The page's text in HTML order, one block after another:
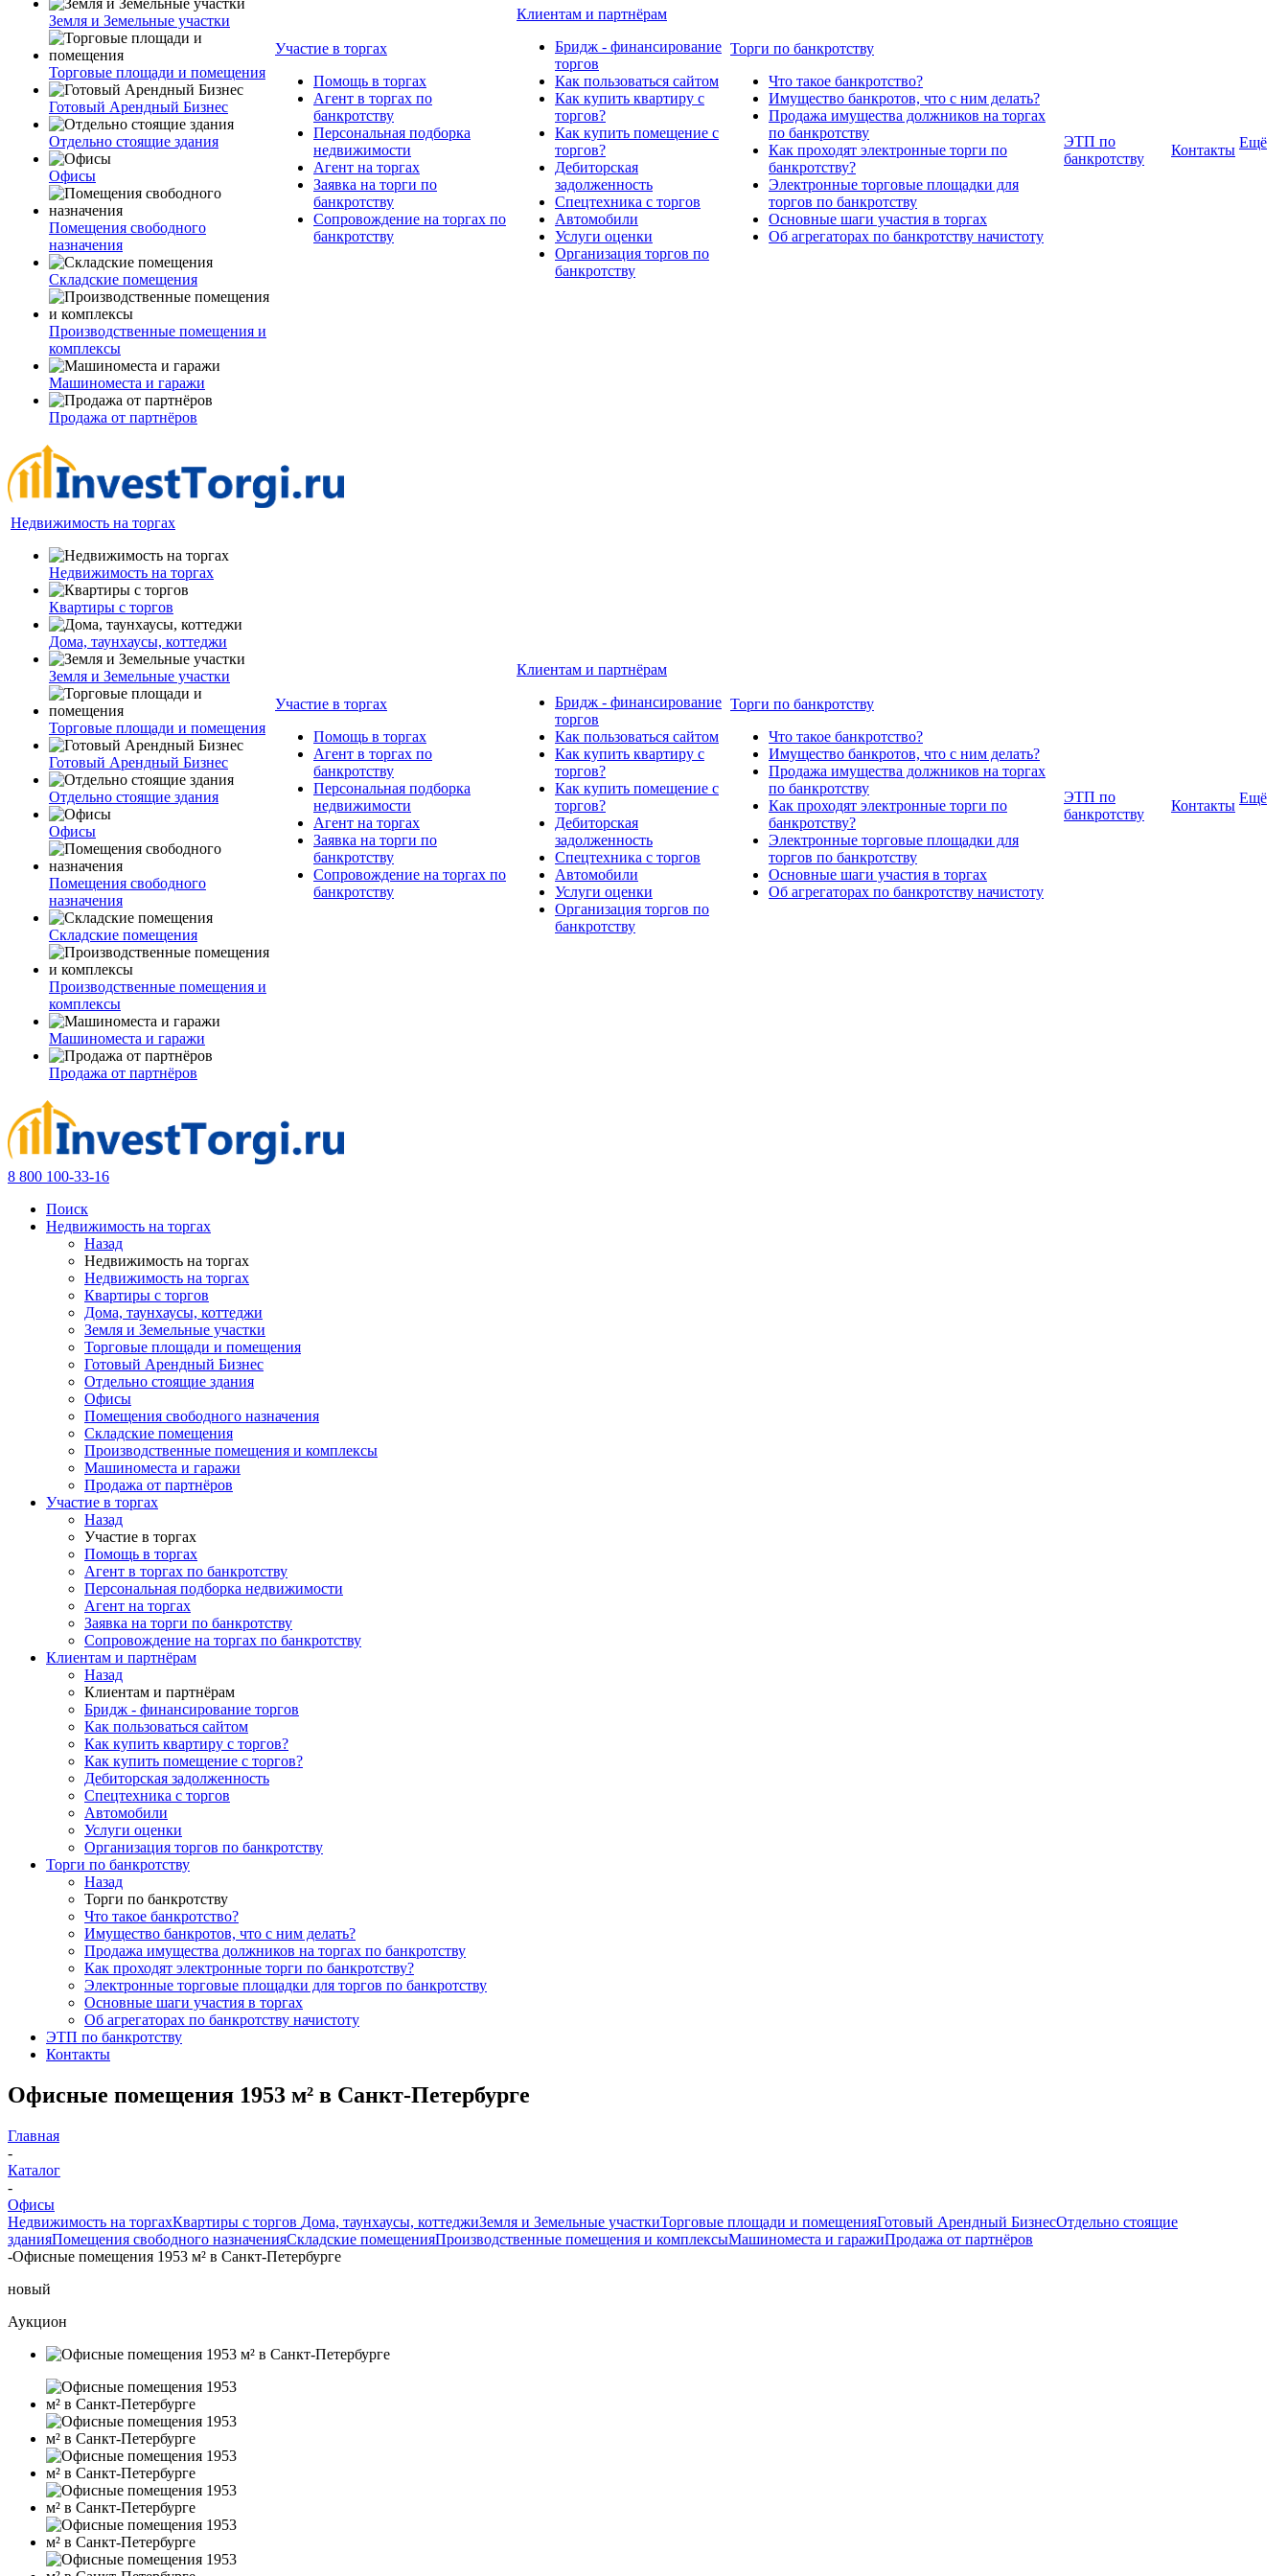
Земля и Земельные участки
Торговые площади и помещения
Готовый Арендный Бизнес
Отдельно стоящие здания
Офисы
Помещения свободного
назначения
Складские помещения
Производственные помещения и
комплексы
Машиноместа и гаражи
Продажа от партнёров
Участие в торгах
Помощь в торгах
Агент в торгах по
банкротству
Персональная подборка
недвижимости
Агент на торгах
Заявка на торги по
банкротству
Сопровождение на торгах по
банкротству
Клиентам и партнёрам
Бридж - финансирование
торгов
Как пользоваться сайтом
Как купить квартиру с
торгов?
Как купить помещение с
торгов?
Дебиторская
задолженность
Спецтехника с торгов
Автомобили
Услуги оценки
Организация торгов по
банкротству
Торги по банкротству
Что такое банкротство?
Имущество банкротов, что с ним делать?
Продажа имущества должников на торгах
по банкротству
Как проходят электронные торги по
банкротству?
Электронные торговые площадки для
торгов по банкротству
Основные шаги участия в торгах
Об агрегаторах по банкротству начистоту
ЭТП по
банкротству
Контакты Ещё
Недвижимость на торгах
Недвижимость на торгах
Квартиры с торгов
Дома, таунхаусы, коттеджи
Земля и Земельные участки
Торговые площади и помещения
Готовый Арендный Бизнес
Отдельно стоящие здания
Офисы
Помещения свободного
назначения
Складские помещения
Производственные помещения и
комплексы
Машиноместа и гаражи
Продажа от партнёров
Участие в торгах
Помощь в торгах
Агент в торгах по
банкротству
Персональная подборка
недвижимости
Агент на торгах
Заявка на торги по
банкротству
Сопровождение на торгах по
банкротству
Клиентам и партнёрам
Бридж - финансирование
торгов
Как пользоваться сайтом
Как купить квартиру с
торгов?
Как купить помещение с
торгов?
Дебиторская
задолженность
Спецтехника с торгов
Автомобили
Услуги оценки
Организация торгов по
банкротству
Торги по банкротству
Что такое банкротство?
Имущество банкротов, что с ним делать?
Продажа имущества должников на торгах
по банкротству
Как проходят электронные торги по
банкротству?
Электронные торговые площадки для
торгов по банкротству
Основные шаги участия в торгах
Об агрегаторах по банкротству начистоту
ЭТП по
банкротству
Контакты Ещё
8 800 100-33-16
Поиск
Недвижимость на торгах
Назад
Недвижимость на торгах
Недвижимость на торгах
Квартиры с торгов
Дома, таунхаусы, коттеджи
Земля и Земельные участки
Торговые площади и помещения
Готовый Арендный Бизнес
Отдельно стоящие здания
Офисы
Помещения свободного назначения
Складские помещения
Производственные помещения и комплексы
Машиноместа и гаражи
Продажа от партнёров
Участие в торгах
Назад
Участие в торгах
Помощь в торгах
Агент в торгах по банкротству
Персональная подборка недвижимости
Агент на торгах
Заявка на торги по банкротству
Сопровождение на торгах по банкротству
Клиентам и партнёрам
Назад
Клиентам и партнёрам
Бридж - финансирование торгов
Как пользоваться сайтом
Как купить квартиру с торгов?
Как купить помещение с торгов?
Дебиторская задолженность
Спецтехника с торгов
Автомобили
Услуги оценки
Организация торгов по банкротству
Торги по банкротству
Назад
Торги по банкротству
Что такое банкротство?
Имущество банкротов, что с ним делать?
Продажа имущества должников на торгах по банкротству
Как проходят электронные торги по банкротству?
Электронные торговые площадки для торгов по банкротству
Основные шаги участия в торгах
Об агрегаторах по банкротству начистоту
ЭТП по банкротству
Контакты
Офисные помещения 1953 м² в Санкт-Петербурге
Главная
-
Каталог
-
Офисы
Недвижимость на торгахКвартиры с торгов Дома, таунхаусы, коттеджиЗемля и Земельные участкиТорговые площади и помещенияГотовый Арендный БизнесОтдельно стоящие
зданияПомещения свободного назначенияСкладские помещенияПроизводственные помещения и комплексыМашиноместа и гаражиПродажа от партнёров
-Офисные помещения 1953 м² в Санкт-Петербурге
новый
Аукцион